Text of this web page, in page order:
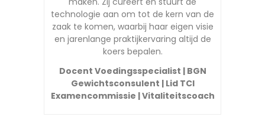
technologie aan om tot de kern van de
zaak te komen, waarbij haar eigen visie
en jarenlange praktijkervaring altijd de
koers bepalen.
Docent Voedingsspecialist | BGN
Gewichtsconsulent | Lid TCI
Examencommissie | Vitaliteitscoach